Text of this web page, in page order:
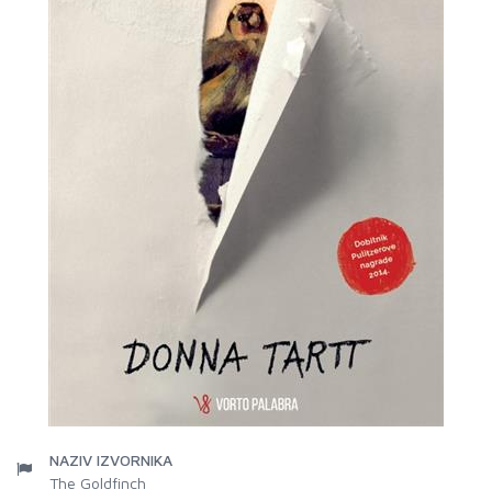
NAZIV IZVORNIKA
The Goldfinch